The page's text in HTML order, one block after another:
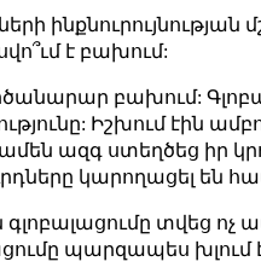
է բախում:
բախում:
Իշխում էին
ազգ ստեղծեց իր
կարողացել
տվեց ոչ
պարզապես խլում